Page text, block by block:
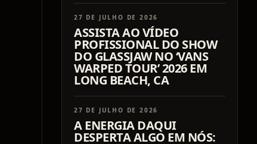
27 DE JULHO DE 2026
ASSISTA AO VÍDEO
PROFISSIONAL DO SHOW
DO GLASSJAW NO ‘VANS
WARPED TOUR’ 2026 EM
LONG BEACH, CA
27 DE JULHO DE 2026
A ENERGIA DAQUI
DESPERTA ALGO EM NÓS: